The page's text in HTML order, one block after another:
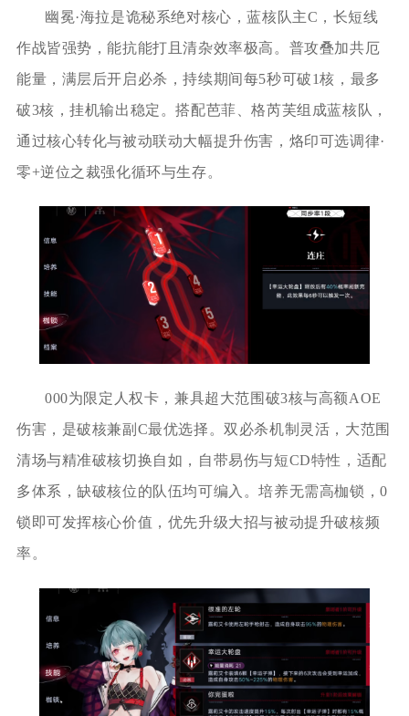
幽冕·海拉是诡秘系绝对核心，蓝核队主C，长短线
作战皆强势，能抗能打且清杂效率极高。普攻叠加共厄
能量，满层后开启必杀，持续期间每5秒可破1核，最多
破3核，挂机输出稳定。搭配芭菲、格芮芙组成蓝核队，
通过核心转化与被动联动大幅提升伤害，烙印可选调律·
零+逆位之裁强化循环与生存。
000为限定人权卡，兼具超大范围破3核与高额AOE
伤害，是破核兼副C最优选择。双必杀机制灵活，大范围
清场与精准破核切换自如，自带易伤与短CD特性，适配
多体系，缺破核位的队伍均可编入。培养无需高枷锁，0
锁即可发挥核心价值，优先升级大招与被动提升破核频
率。